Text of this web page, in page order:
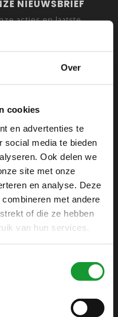
Over
cookies
en advertenties te
social media te bieden
Ook delen we
site met onze
en analyse. Deze
met andere
of die ze hebben
van hun services.
NIEUWSBRIEF
acties en laatste
24
32 80
32 80